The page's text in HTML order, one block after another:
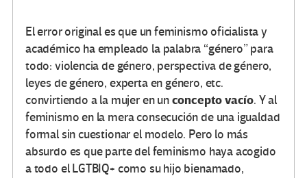
El error original es que un feminismo oficialista y
académico ha empleado la palabra “género” para
todo: violencia de género, perspectiva de género,
leyes de género, experta en género, etc.
convirtiendo a la mujer en unconcepto vacío. Y al
feminismo en la mera consecución de una igualdad
formal sin cuestionar el modelo. Pero lo más
absurdo es que parte del feminismo haya acogido
a todo el LGTBIQ+ como su hijo bienamado,